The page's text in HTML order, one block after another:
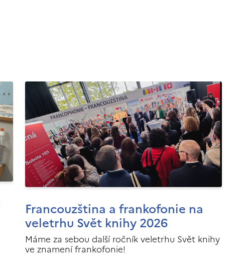
Francouzština a frankofonie na
veletrhu Svět knihy 2026
Máme za sebou další ročník veletrhu Svět knihy
ve znamení frankofonie!